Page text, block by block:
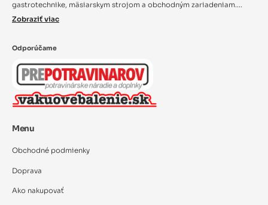
gastrotechnike, mäsiarskym strojom a obchodným zariadeniam....
Zobraziť viac
Odporúčame
Menu
Obchodné podmienky
Doprava
Ako nakupovať